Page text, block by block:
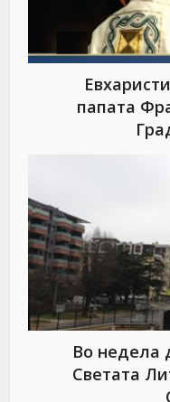
папата
Во недела
Светата